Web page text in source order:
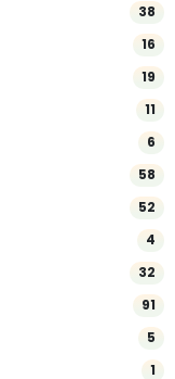
38
16
19
11
6
58
52
4
32
91
5
1